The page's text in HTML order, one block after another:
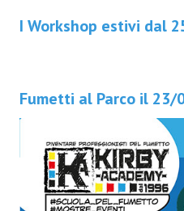
I Workshop estivi dal
Fumetti al Parco il 23/